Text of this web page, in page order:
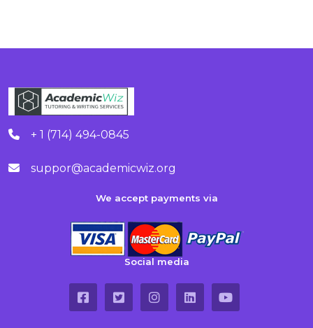
+ 1 (714) 494-0845
suppor@academicwiz.org
We accept payments via
Social media